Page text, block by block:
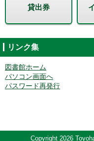
貸出券
リンク集
図書館ホーム
パソコン画面へ
パスワード再発行
Copyright 2026